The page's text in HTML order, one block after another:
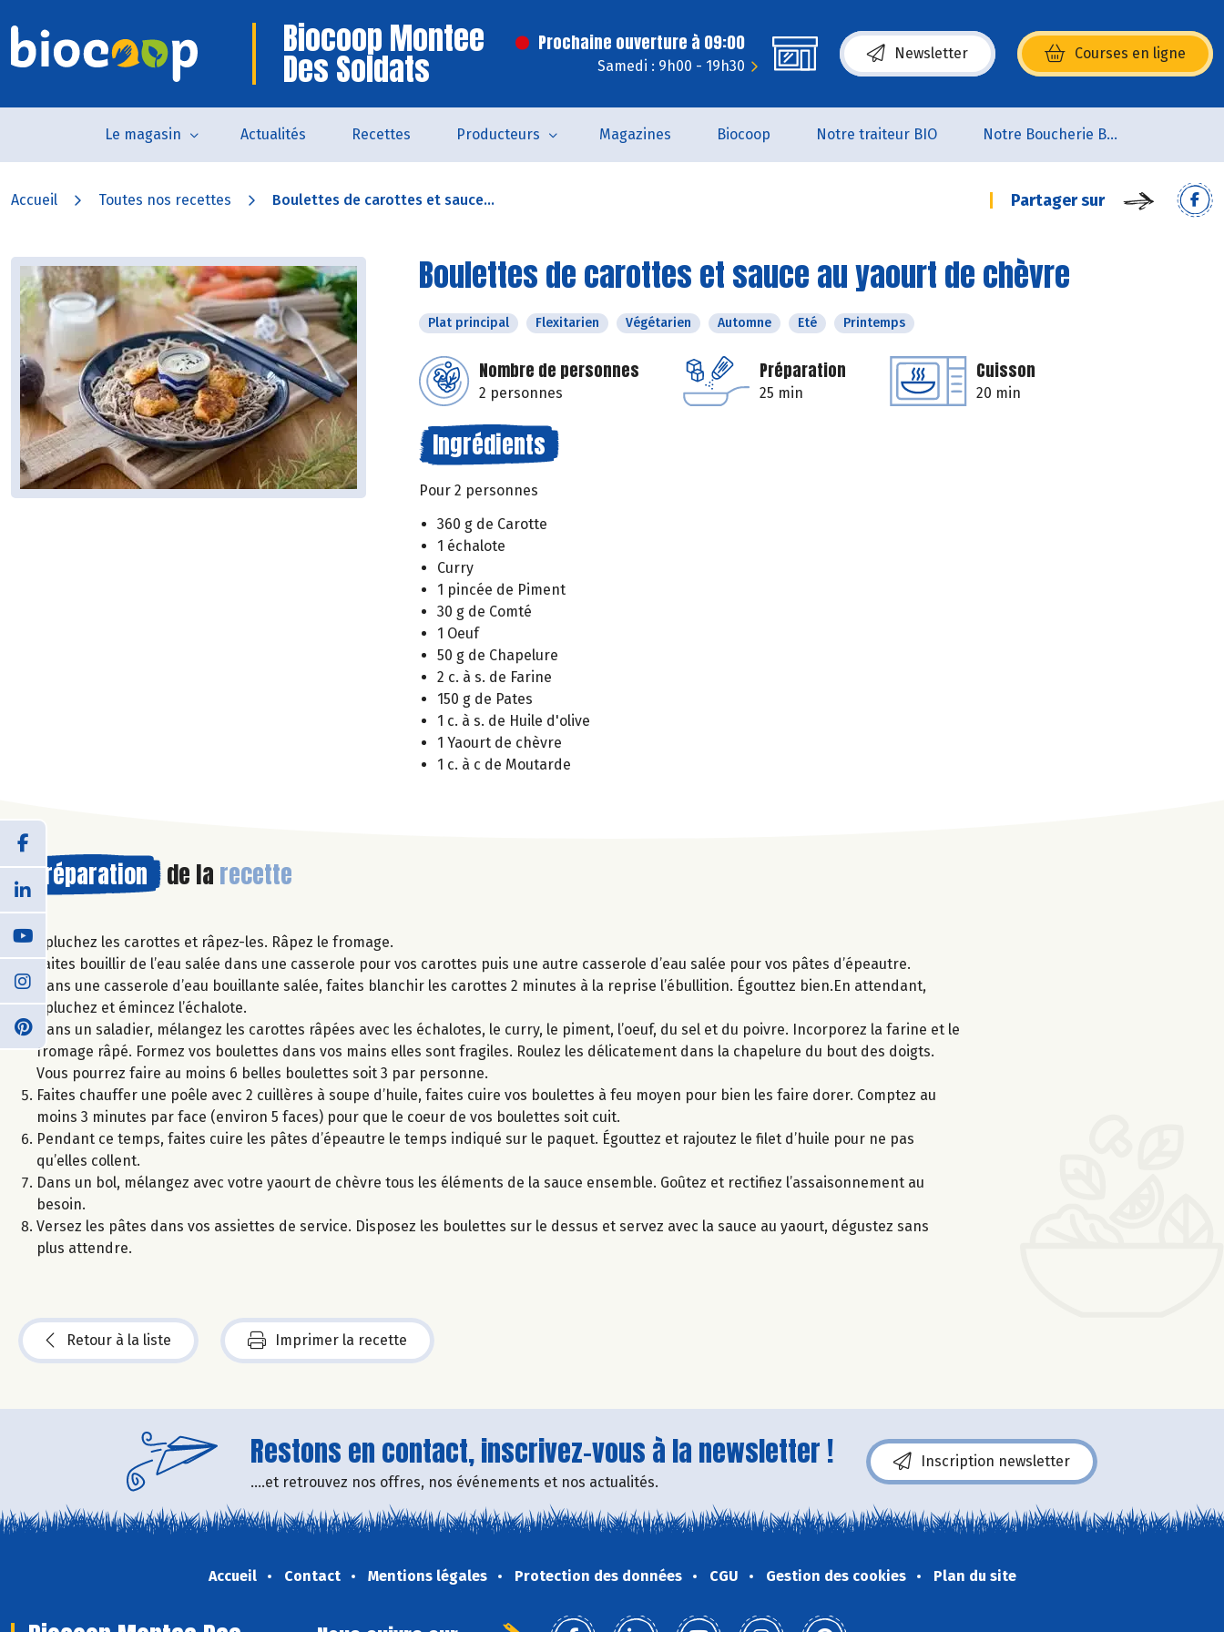
Biocoop Montee
Des Soldats
Prochaine ouverture à 09:00
Samedi : 9h00 - 19h30
Newsletter Courses en ligne
(s’ouvre dans une nouvelle fenêtre)
Le magasin Actualités Recettes Producteurs Magazines Biocoop Notre traiteur BIO Notre Boucherie BIO
Accueil Toutes nos recettes Boulettes de carottes et sauce... Partager sur
Boulettes de carottes et sauce au yaourt de chèvre
Plat principal Flexitarien Végétarien Automne Eté Printemps
Nombre de personnes
2 personnes
Préparation
25 min
Cuisson
20 min
Ingrédients
Pour 2 personnes
360 g de Carotte
1 échalote
Curry
1 pincée de Piment
30 g de Comté
1 Oeuf
50 g de Chapelure
2 c. à s. de Farine
150 g de Pates
1 c. à s. de Huile d'olive
1 Yaourt de chèvre
1 c. à c de Moutarde
Préparation de la recette
Épluchez les carottes et râpez-les. Râpez le fromage.
Faites bouillir de l’eau salée dans une casserole pour vos carottes puis une autre casserole d’eau salée pour vos pâtes d’épeautre.
Dans une casserole d’eau bouillante salée, faites blanchir les carottes 2 minutes à la reprise l’ébullition. Égouttez bien.En attendant,
épluchez et émincez l’échalote.
Dans un saladier, mélangez les carottes râpées avec les échalotes, le curry, le piment, l’oeuf, du sel et du poivre. Incorporez la farine et le
fromage râpé. Formez vos boulettes dans vos mains elles sont fragiles. Roulez les délicatement dans la chapelure du bout des doigts.
Vous pourrez faire au moins 6 belles boulettes soit 3 par personne.
Faites chauffer une poêle avec 2 cuillères à soupe d’huile, faites cuire vos boulettes à feu moyen pour bien les faire dorer. Comptez au
moins 3 minutes par face (environ 5 faces) pour que le coeur de vos boulettes soit cuit.
Pendant ce temps, faites cuire les pâtes d’épeautre le temps indiqué sur le paquet. Égouttez et rajoutez le filet d’huile pour ne pas
qu’elles collent.
Dans un bol, mélangez avec votre yaourt de chèvre tous les éléments de la sauce ensemble. Goûtez et rectifiez l’assaisonnement au
besoin.
Versez les pâtes dans vos assiettes de service. Disposez les boulettes sur le dessus et servez avec la sauce au yaourt, dégustez sans
plus attendre.
Retour à la liste Imprimer la recette
Restons en contact, inscrivez-vous à la newsletter !
....et retrouvez nos offres, nos événements et nos actualités.
Inscription newsletter
Accueil Contact Mentions légales Protection des données CGU Gestion des cookies Plan du site